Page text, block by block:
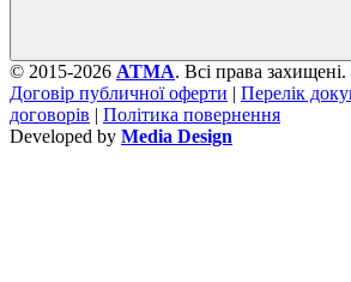
© 2015-2026 ATMA. Всі права захищені.
Договір публичної оферти | Перелік
договорів | Політика повернення
Developed by Media Design